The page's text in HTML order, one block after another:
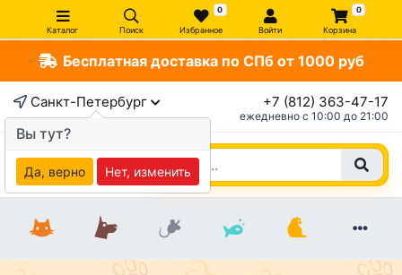
Каталог Поиск
0
Избранное Войти
0
Корзина
Бесплатная доставка по СПб от 1000 руб
Санкт-Петербург +7 (812) 363-47-17
ежедневно c 10:00 до 21:00
Вы тут?
Да, верно Нет, изменить